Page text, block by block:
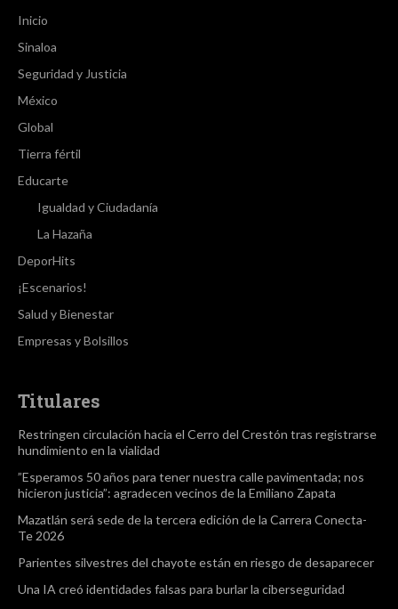
Inicio
Sinaloa
Seguridad y Justicia
México
Global
Tierra fértil
Educarte
Igualdad y Ciudadanía
La Hazaña
DeporHits
¡Escenarios!
Salud y Bienestar
Empresas y Bolsillos
Titulares
Restringen circulación hacia el Cerro del Crestón tras registrarse
hundimiento en la vialidad
”Esperamos 50 años para tener nuestra calle pavimentada; nos
hicieron justicia”: agradecen vecinos de la Emiliano Zapata
Mazatlán será sede de la tercera edición de la Carrera Conecta-
Te 2026
Parientes silvestres del chayote están en riesgo de desaparecer
Una IA creó identidades falsas para burlar la ciberseguridad